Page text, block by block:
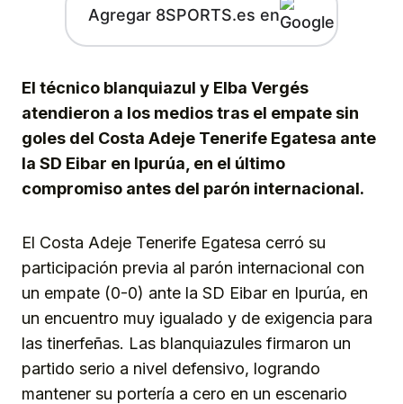
Agregar 8SPORTS.es en
El técnico blanquiazul y Elba Vergés
atendieron a los medios tras el empate sin
goles del Costa Adeje Tenerife Egatesa ante
la SD Eibar en Ipurúa, en el último
compromiso antes del parón internacional.
El Costa Adeje Tenerife Egatesa cerró su
participación previa al parón internacional con
un empate (0-0) ante la SD Eibar en Ipurúa, en
un encuentro muy igualado y de exigencia para
las tinerfeñas. Las blanquiazules firmaron un
partido serio a nivel defensivo, logrando
mantener su portería a cero en un escenario